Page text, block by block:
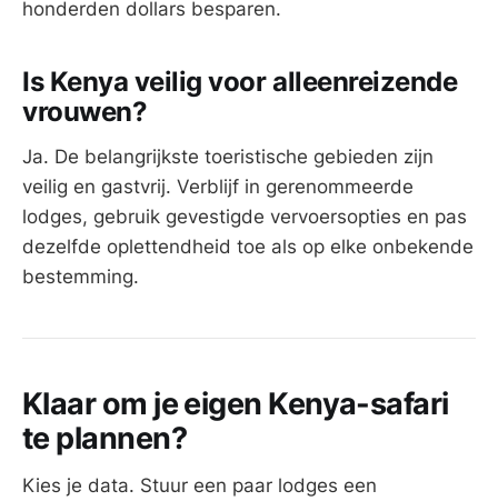
honderden dollars besparen.
Is Kenya veilig voor alleenreizende
vrouwen?
Ja. De belangrijkste toeristische gebieden zijn
veilig en gastvrij. Verblijf in gerenommeerde
lodges, gebruik gevestigde vervoersopties en pas
dezelfde oplettendheid toe als op elke onbekende
bestemming.
Klaar om je eigen Kenya-safari
te plannen?
Kies je data. Stuur een paar lodges een